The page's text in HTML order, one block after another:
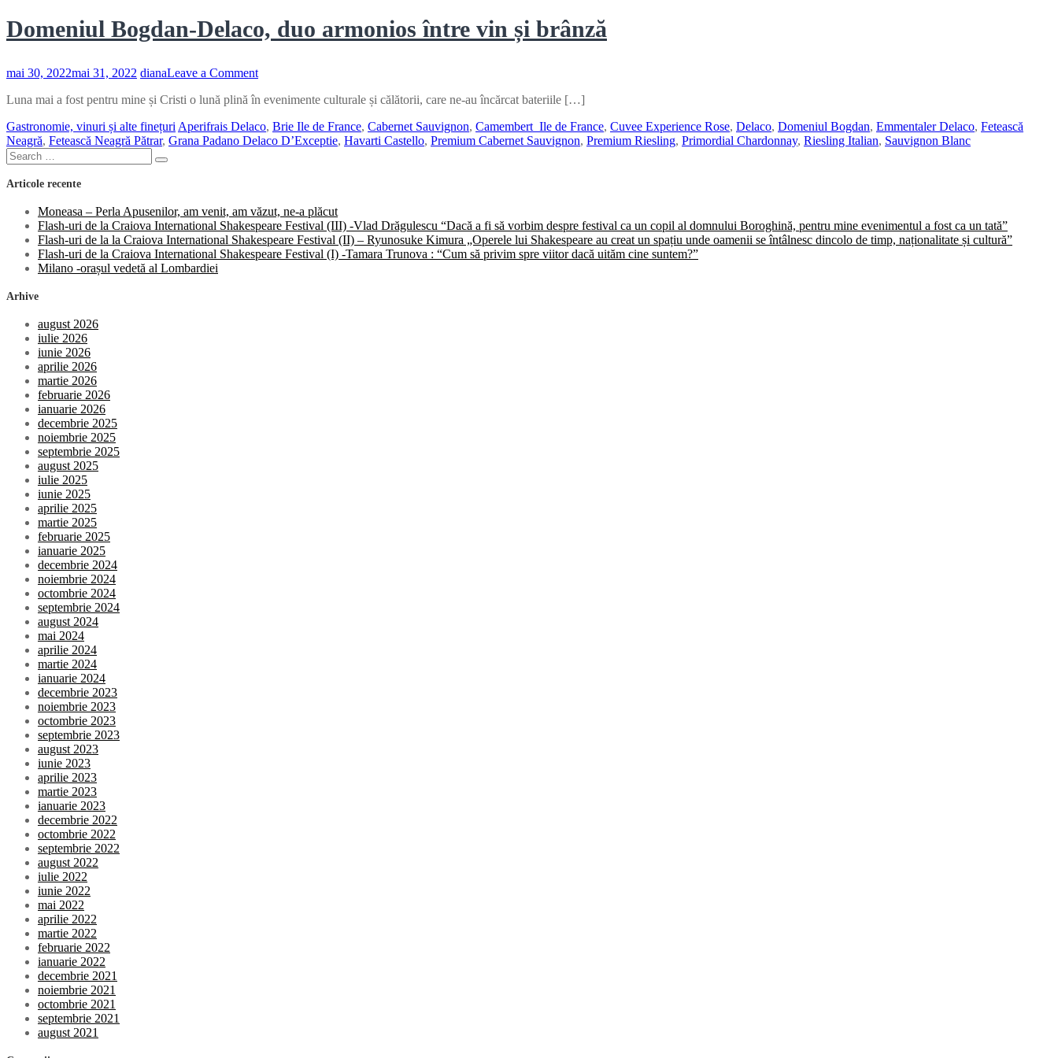
Domeniul Bogdan-Delaco, duo armonios între vin și brânză
mai 30, 2022mai 31, 2022 dianaLeave a Commenton
Bogdan-
duo
armonios
Luna mai a fost pentru mine și Cristi o lună plină în evenimente culturale și călătorii, care ne-au încărcat bateriile […]
Gastronomie, vinuri și alte finețuri Aperifrais Delaco, Brie Ile de France, Cabernet Sauvignon, Camembert Ile de France, Cuvee Experience Rose, Delaco, Domeniul Bogdan, Emmentaler Delaco, Fetească
Neagră, Fetească Neagră Pătrar, Grana Padano Delaco D’Exceptie, Havarti Castello, Premium Cabernet Sauvignon, Premium Riesling, Primordial Chardonnay, Riesling Italian, Sauvignon Blanc
Search
for:
Search
Articole recente
Moneasa – Perla Apusenilor, am venit, am văzut, ne-a plăcut
Flash-uri de la Craiova International Shakespeare Festival (III) -Vlad Drăgulescu “Dacă a fi să vorbim despre festival ca un copil al domnului Boroghină, pentru mine evenimentul a fost ca un tată”
Flash-uri de la la Craiova International Shakespeare Festival (II) – Ryunosuke Kimura „Operele lui Shakespeare au creat un spațiu unde oamenii se întâlnesc dincolo de timp, naționalitate și cultură”
Flash-uri de la Craiova International Shakespeare Festival (I) -Tamara Trunova : “Cum să privim spre viitor dacă uităm cine suntem?”
Milano -orașul vedetă al Lombardiei
Arhive
august 2026
iulie 2026
iunie 2026
aprilie 2026
martie 2026
februarie 2026
ianuarie 2026
decembrie 2025
noiembrie 2025
septembrie 2025
august 2025
iulie 2025
iunie 2025
aprilie 2025
martie 2025
februarie 2025
ianuarie 2025
decembrie 2024
noiembrie 2024
octombrie 2024
septembrie 2024
august 2024
mai 2024
aprilie 2024
martie 2024
ianuarie 2024
decembrie 2023
noiembrie 2023
octombrie 2023
septembrie 2023
august 2023
iunie 2023
aprilie 2023
martie 2023
ianuarie 2023
decembrie 2022
octombrie 2022
septembrie 2022
august 2022
iulie 2022
iunie 2022
mai 2022
aprilie 2022
martie 2022
februarie 2022
ianuarie 2022
decembrie 2021
noiembrie 2021
octombrie 2021
septembrie 2021
august 2021